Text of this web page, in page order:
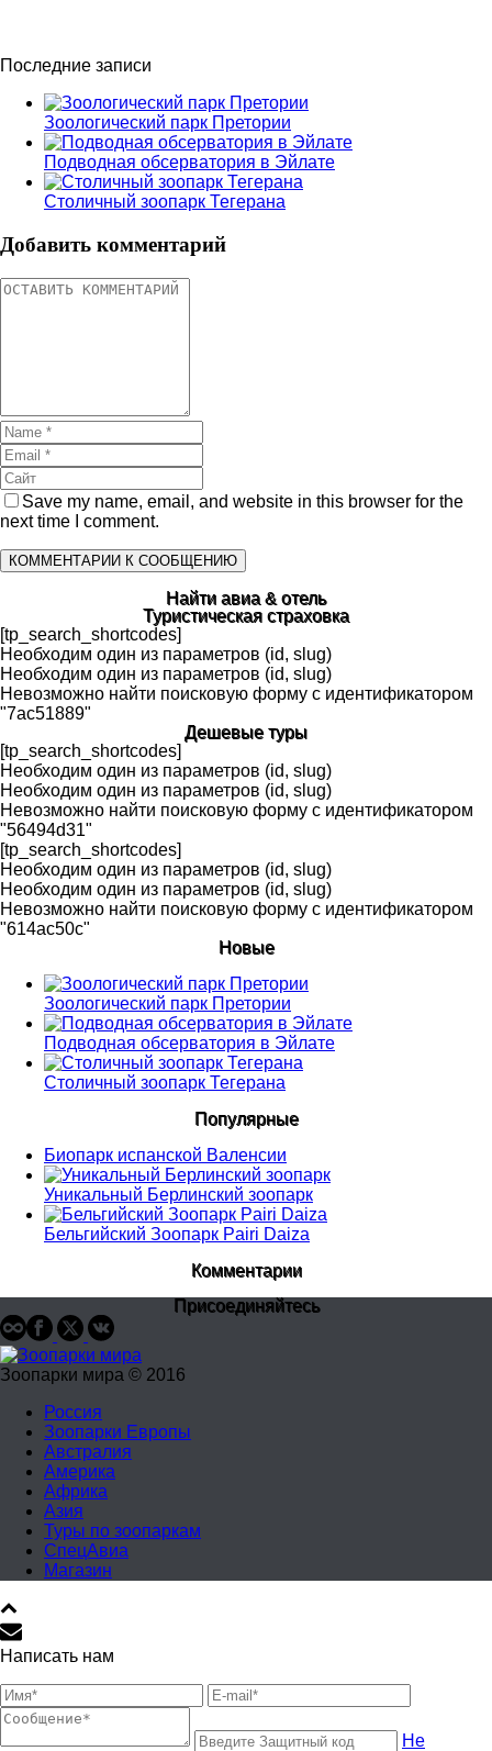
Последние записи
Зоологический парк Претории
Подводная обсерватория в Эйлате
Столичный зоопарк Тегерана
Добавить комментарий
Save my name, email, and website in this browser for the
next time I comment.
Найти авиа & отель
Туристическая страховка
[tp_search_shortcodes]
Необходим один из параметров (id, slug)
Необходим один из параметров (id, slug)
Невозможно найти поисковую форму с идентификатором
"7ac51889"
Дешевые туры
[tp_search_shortcodes]
Необходим один из параметров (id, slug)
Необходим один из параметров (id, slug)
Невозможно найти поисковую форму с идентификатором
"56494d31"
[tp_search_shortcodes]
Необходим один из параметров (id, slug)
Необходим один из параметров (id, slug)
Невозможно найти поисковую форму с идентификатором
"614ac50c"
Новые
Зоологический парк Претории
Подводная обсерватория в Эйлате
Столичный зоопарк Тегерана
Популярные
Биопарк испанской Валенсии
Уникальный Берлинский зоопарк
Бельгийский Зоопарк Pairi Daiza
Комментарии
Присоединяйтесь
Зоопарки мира © 2016
Россия
Зоопарки Европы
Австралия
Америка
Африка
Азия
Туры по зоопаркам
СпецАвиа
Магазин
Написать нам
Не